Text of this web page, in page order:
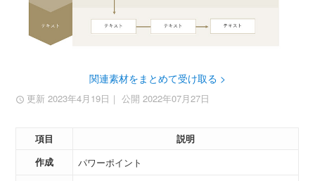
関連素材をまとめて受け取る >
更新 2023年4月19日 ｜ 公開 2022年07月27日
項目
説明
作成
パワーポイント